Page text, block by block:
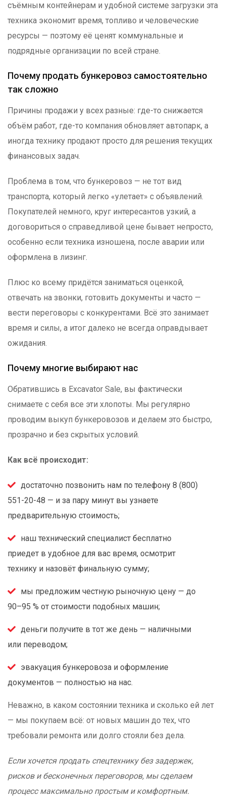
съёмным контейнерам и удобной системе загрузки эта
техника экономит время, топливо и человеческие
ресурсы — поэтому её ценят коммунальные и
подрядные организации по всей стране.
Почему продать бункеровоз самостоятельно
так сложно
Причины продажи у всех разные: где-то снижается
объём работ, где-то компания обновляет автопарк, а
иногда технику продают просто для решения текущих
финансовых задач.
Проблема в том, что бункеровоз — не тот вид
транспорта, который легко «улетает» с объявлений.
Покупателей немного, круг интересантов узкий, а
договориться о справедливой цене бывает непросто,
особенно если техника изношена, после аварии или
оформлена в лизинг.
Плюс ко всему придётся заниматься оценкой,
отвечать на звонки, готовить документы и часто —
вести переговоры с конкурентами. Всё это занимает
время и силы, а итог далеко не всегда оправдывает
ожидания.
Почему многие выбирают нас
Обратившись в Excavator Sale, вы фактически
снимаете с себя все эти хлопоты. Мы регулярно
проводим выкуп бункеровозов и делаем это быстро,
прозрачно и без скрытых условий.
Как всё происходит:
достаточно позвонить нам по телефону 8 (800)
551-20-48 — и за пару минут вы узнаете
предварительную стоимость;
наш технический специалист бесплатно
приедет в удобное для вас время, осмотрит
технику и назовёт финальную сумму;
мы предложим честную рыночную цену — до
90–95 % от стоимости подобных машин;
деньги получите в тот же день — наличными
или переводом;
эвакуация бункеровоза и оформление
документов — полностью на нас.
Неважно, в каком состоянии техника и сколько ей лет
— мы покупаем всё: от новых машин до тех, что
требовали ремонта или долго стояли без дела.
Если хочется продать спецтехнику без задержек,
рисков и бесконечных переговоров, мы сделаем
процесс максимально простым и комфортным.